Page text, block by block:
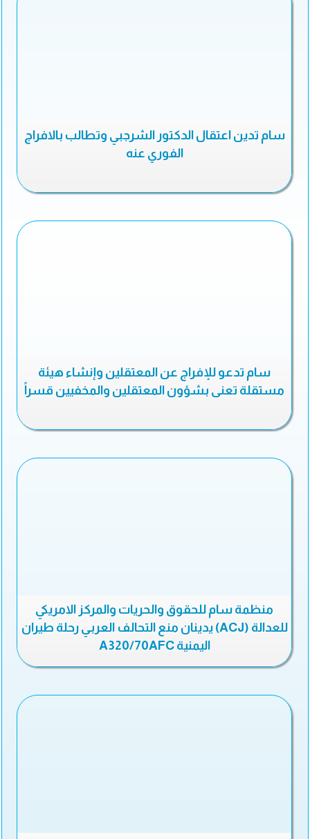
سام تدين اعتقال الدكتور الشرجبي وتطالب بالافراج
الفوري عنه
سام تدعو للإفراج عن المعتقلين وإنشاء هيئة
مستقلة تعنى بشؤون المعتقلين والمخفيين قسراً
منظمة سام للحقوق والحريات والمركز الامريكي
للعدالة (ACJ) يدينان منع التحالف العربي رحلة طيران
اليمنية A320/70AFC